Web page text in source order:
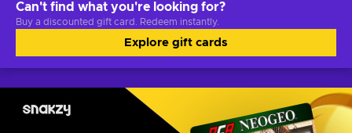
Can't find what you're looking for?
Buy a discounted gift card. Redeem instantly.
Explore gift cards